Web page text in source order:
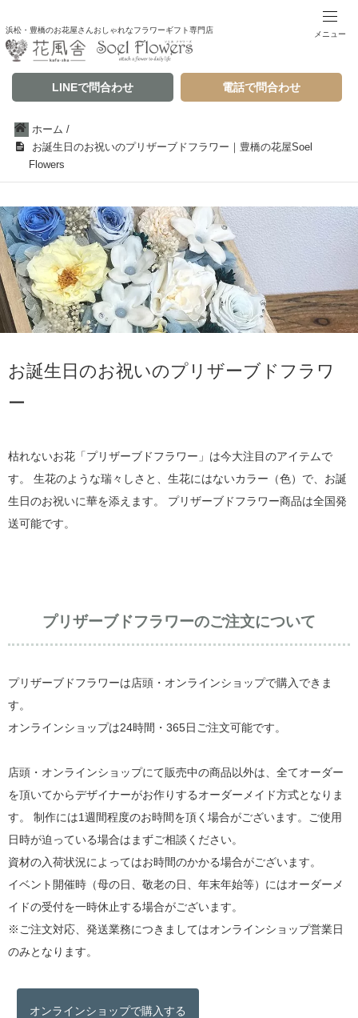
浜松・豊橋のお花屋さんおしゃれなフラワーギフト専門店
LINEで問合わせ 電話で問合わせ
メニュー
ホーム /
お誕生日のお祝いのプリザーブドフラワー｜豊橋の花屋Soel
Flowers
お誕生日のお祝いのプリザーブドフラワ
ー
枯れないお花「プリザーブドフラワー」は今大注目のアイテムで
す。 生花のような瑞々しさと、生花にはないカラー（色）で、お誕
生日のお祝いに華を添えます。 プリザーブドフラワー商品は全国発
送可能です。
プリザーブドフラワーのご注文について
プリザーブドフラワーは店頭・オンラインショップで購入できま
す。
オンラインショップは24時間・365日ご注文可能です。
店頭・オンラインショップにて販売中の商品以外は、全てオーダー
を頂いてからデザイナーがお作りするオーダーメイド方式となりま
す。 制作には1週間程度のお時間を頂く場合がございます。ご使用
日時が迫っている場合はまずご相談ください。
資材の入荷状況によってはお時間のかかる場合がございます。
イベント開催時（母の日、敬老の日、年末年始等）にはオーダーメ
イドの受付を一時休止する場合がございます。
※ご注文対応、発送業務につきましてはオンラインショップ営業日
のみとなります。
オンラインショップで購入する